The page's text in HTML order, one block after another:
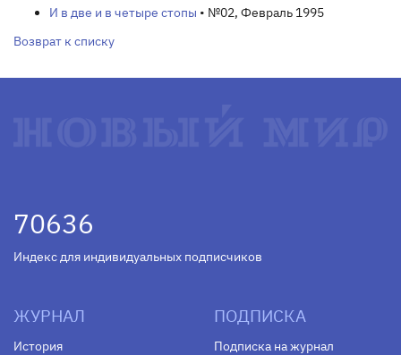
И в две и в четыре стопы • №02, Февраль 1995
Возврат к списку
70636
Индекс для индивидуальных подписчиков
ЖУРНАЛ
История
ПОДПИСКА
Подписка на журнал